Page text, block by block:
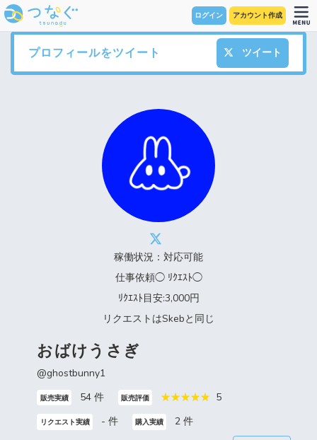
ログイン アカウント作成
プロフィールをツイート ツイート
稼働状況：対応可能
仕事依頼◯ ﾘｸｴｽﾄ◯
ﾘｸｴｽﾄ目安:3,000円
リクエストはSkebと同じ
おばけうさぎ
@ghostbunny1
販売実績 54 件 販売評価 5
リクエスト実績 - 件 購入実績 2 件